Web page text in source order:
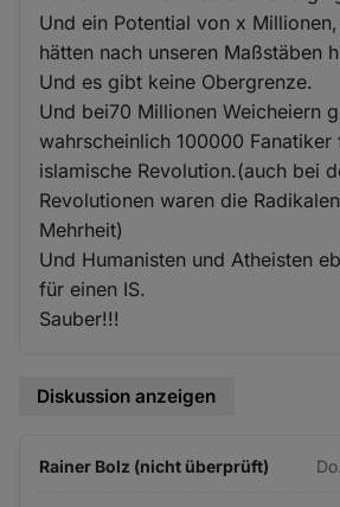
Und ein Potential von x
hätten nach unseren Maßstäben
Und es gibt keine Obergrenze.
Und bei70 Millionen Weicheiern
wahrscheinlich 100000 Fanatiker
islamische Revolution.(auch bei
Revolutionen waren die
Mehrheit)
Und Humanisten und Atheisten
für einen IS.
Sauber!!!
Diskussion anzeigen
Rainer Bolz (nicht überprüft)